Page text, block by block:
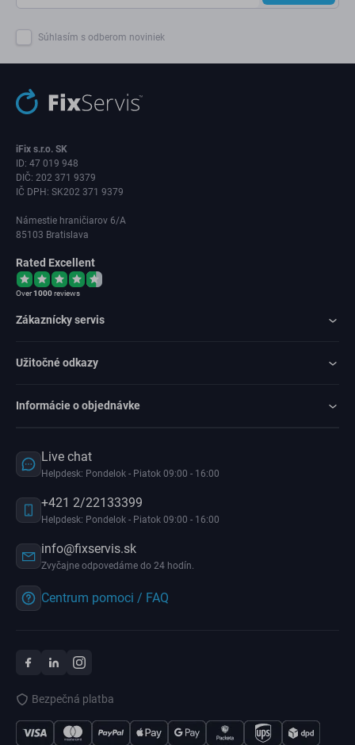
Súhlasím s odberom noviniek
iFix s.r.o. SK
ID: 47 019 948
DIČ: 202 371 9379
IČ DPH: SK202 371 9379
Námestie hraničiarov 6/A
85103 Bratislava
Rated Excellent
Over1000reviews
Zákaznícky servis
Užitočné odkazy
Informácie o objednávke
Live chat
Helpdesk: Pondelok - Piatok 09:00 - 16:00
+421 2/22133399
Helpdesk: Pondelok - Piatok 09:00 - 16:00
info@fixservis.sk
Zvyčajne odpovedáme do 24 hodín.
Centrum pomoci / FAQ
Bezpečná platba